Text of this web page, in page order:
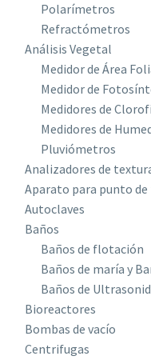
Polarímetros
Refractómetros
Análisis Vegetal
Medidor de Área
Medidor de
Medidores de
Medidores de
Pluviómetros
Analizadores de
Aparato para punto de
Autoclaves
Baños
Baños de flotación
Baños de maría y
Baños de
Bioreactores
Bombas de vacío
Centrifugas